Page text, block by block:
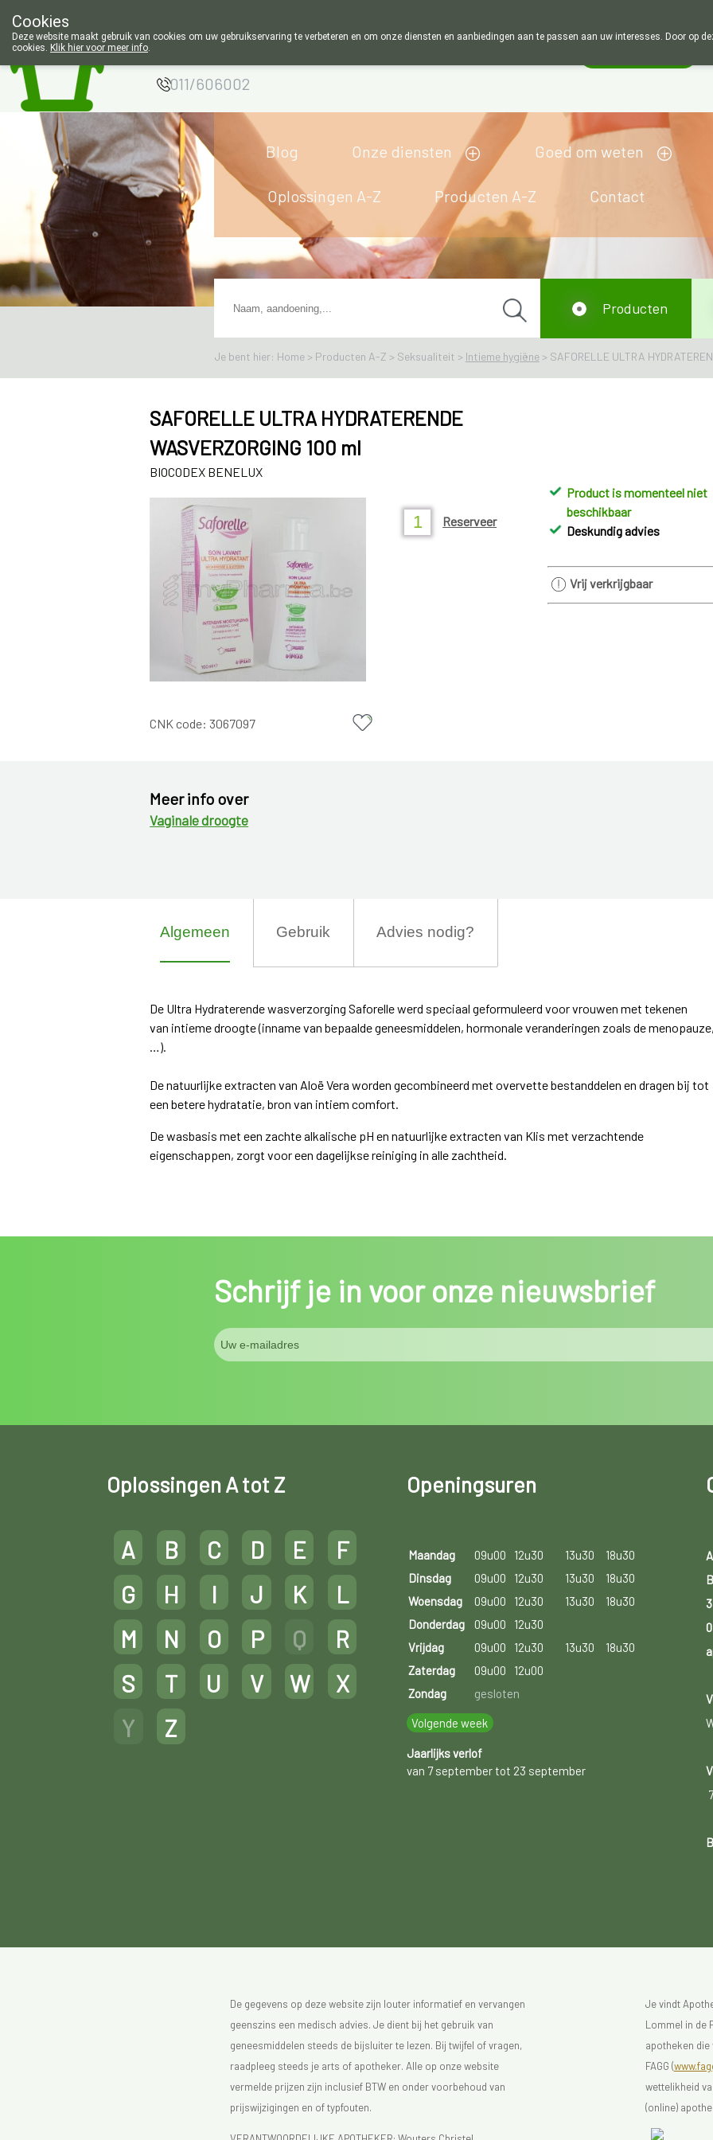
Apotheek Wouters
011/606002
Blog Onze diensten Goed om weten
Oplossingen A-Z Producten A-Z Contact
Je bent hier: Home > Producten A-Z > Seksualiteit > Intieme hygiëne > SAFORELLE ULTRA
Producten
SAFORELLE ULTRA HYDRATERENDE
WASVERZORGING 100 ml
BIOCODEX BENELUX
Reserveer
CNK code:3067097
Product is momenteel niet
beschikbaar
Deskundig advies
Vrij verkrijgbaar
Meer info over
Vaginale droogte
Algemeen Gebruik Advies nodig?
De Ultra Hydraterende wasverzorging Saforelle werd speciaal geformuleerd voor vrouwen met tekenen
van intieme droogte (inname van bepaalde geneesmiddelen, hormonale veranderingen zoals de
…).
De natuurlijke extracten van Aloë Vera worden gecombineerd met overvette bestanddelen en dragen bij tot
een betere hydratatie, bron van intiem comfort.
De wasbasis met een zachte alkalische pH en natuurlijke extracten van Klis met verzachtende
eigenschappen, zorgt voor een dagelijkse reiniging in alle zachtheid.
Schrijf je in voor onze nieuwsbrief
Oplossingen A tot Z
A B C D E
F
G
H I J K
L
M
N O P Q
R
S
T U V W
X
Y
Z
Openingsuren
Maandag 09u00 12u30 13u30
18u30
Dinsdag
09u00 12u30 13u30
18u30
Woensdag
09u00 12u30 13u30
18u30
Donderdag
09u00
12u30
Vrijdag
09u00 12u30 13u30
18u30
Zaterdag
09u00
12u00
Zondag
gesloten
Volgende week
Jaarlijks verlof
van 7 september tot 23 september
De gegevens op deze website zijn louter informatief en vervangen
geenszins een medisch advies. Je dient bij het gebruik van
geneesmiddelen steeds de bijsluiter te lezen. Bij twijfel of vragen,
raadpleeg steeds je arts of apotheker. Alle op onze website
vermelde prijzen zijn inclusief BTW en onder voorbehoud van
prijswijzigingen en of typfouten.
Je vindt
Lommel in de
apotheken die
FAGG (
wettelikheid
(online)
Cookies
Deze website maakt gebruik van cookies om uw gebruikservaring te verbeteren en om onze diensten en aanbiedingen aan te passen aan uw interesses. Door op
cookies. Klik hier voor meer info.